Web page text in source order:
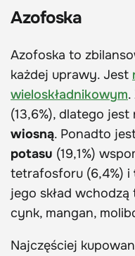
Azofoska
Azofoska to
każdej uprawy. Jest
wieloskładnikowym.
(13,6%), dlatego
wiosną. Ponadto
potasu (19,1%)
tetrafosforu (6,4%) i
jego skład wchodzą
cynk, mangan,
Najczęściej